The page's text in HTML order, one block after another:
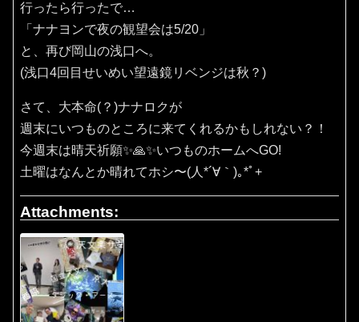
行ったら行ったで…
「ナナヨンで夜の観望会は5/20」
と、再び岡山の浅口へ。
(浅口4回目せいめい望遠鏡リベンジは秋？)
さて、大本命(？)ナナロクが
週末にいつものところに来てくれるかもしれない？！
今週末は晴天祈願✨️🙏✨️いつものホームへGO!
土曜はなんとか晴れてホシ〜(⁠人⁠*⁠´⁠∀⁠｀⁠)⁠｡⁠*ﾟ⁠+
Attachments: